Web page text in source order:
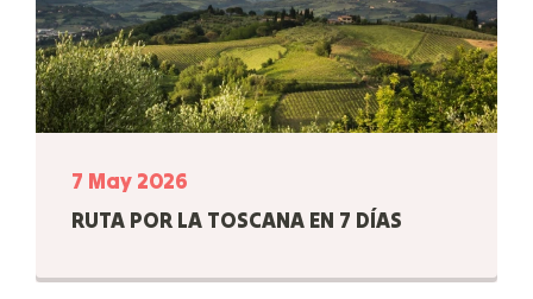
7 May 2026
RUTA POR LA TOSCANA EN 7 DÍAS